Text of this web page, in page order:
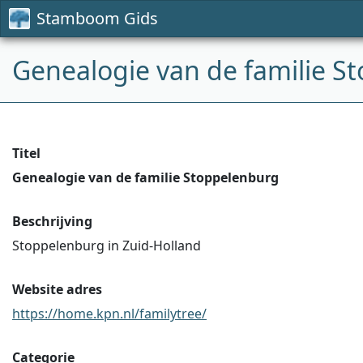
Stamboom Gids
Genealogie van de familie
Titel
Genealogie van de familie Stoppelenburg
Beschrijving
Stoppelenburg in Zuid-Holland
Website adres
https://home.kpn.nl/familytree/
Categorie